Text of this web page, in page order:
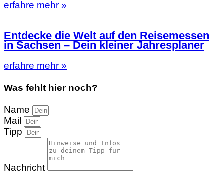
erfahre mehr »
Entdecke die Welt auf den Reisemessen
in Sachsen – Dein kleiner Jahresplaner
erfahre mehr »
Was fehlt hier noch?
Name
Mail
Tipp
Nachricht